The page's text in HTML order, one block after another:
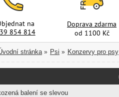
na
854 814
Doprava zdarma
od 1100 Kč
stránka » Psi » Konzervy pro psy
balení se slevou